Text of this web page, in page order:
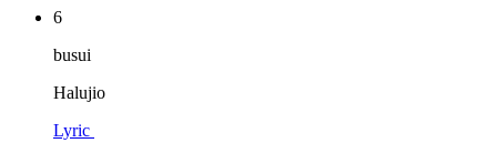
6
busui
Halujio
Lyric